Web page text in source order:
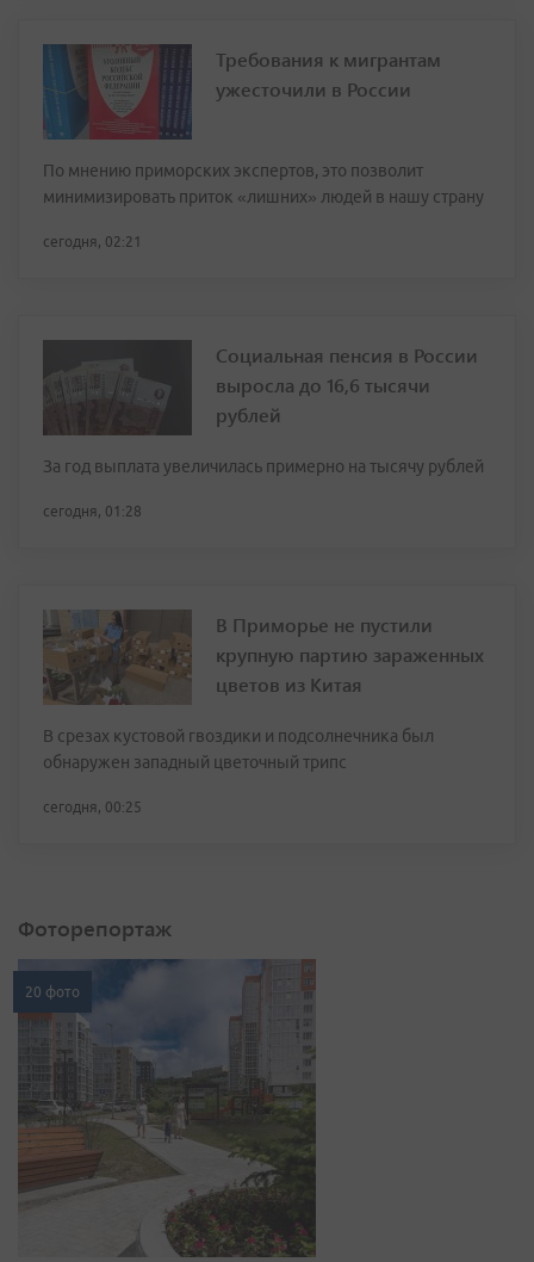
Требования к мигрантам
ужесточили в России
По мнению приморских экспертов, это позволит
минимизировать приток «лишних» людей в нашу страну
сегодня, 02:21
Социальная пенсия в России
выросла до 16,6 тысячи
рублей
За год выплата увеличилась примерно на тысячу рублей
сегодня, 01:28
В Приморье не пустили
крупную партию зараженных
цветов из Китая
В срезах кустовой гвоздики и подсолнечника был
обнаружен западный цветочный трипс
сегодня, 00:25
Фоторепортаж
20 фото